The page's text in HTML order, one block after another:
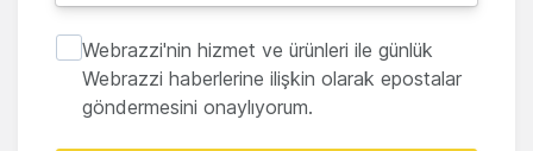
Webrazzi'nin hizmet ve ürünleri ile günlük
Webrazzi haberlerine ilişkin olarak epostalar
göndermesini onaylıyorum.